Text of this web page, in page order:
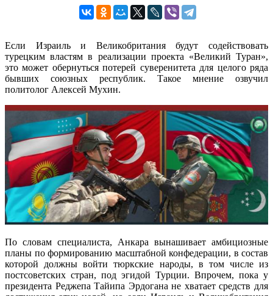
Если Израиль и Великобритания будут содействовать
турецким властям в реализации проекта «Великий Туран»,
это может обернуться потерей суверенитета для целого ряда
бывших союзных республик. Такое мнение озвучил
политолог Алексей Мухин.
По словам специалиста, Анкара вынашивает амбициозные
планы по формированию масштабной конфедерации, в состав
которой должны войти тюркские народы, в том числе из
постсоветских стран, под эгидой Турции. Впрочем, пока у
президента Реджепа Тайипа Эрдогана не хватает средств для